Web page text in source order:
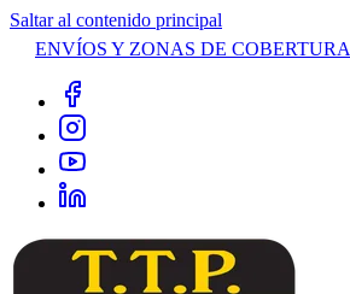
Saltar al contenido principal
ENVÍOS Y ZONAS DE COBERTURA